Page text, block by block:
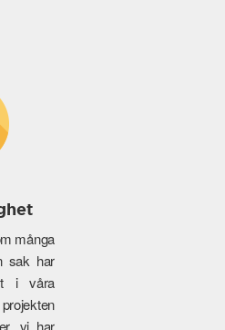
många
sak har
i våra
vi har